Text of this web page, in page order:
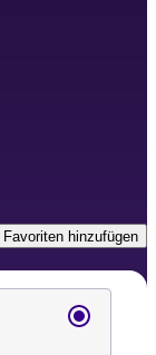
Favoriten hinzufügen